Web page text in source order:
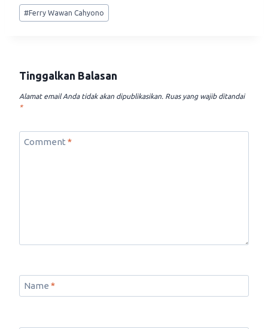
Post
Tags:
#Ferry Wawan Cahyono
Tinggalkan Balasan
Alamat email Anda tidak akan dipublikasikan. Ruas yang wajib ditandai
*
Comment *
Name *